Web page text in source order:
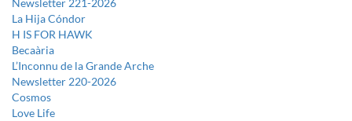
Newsletter 221-2026
La Hija Cóndor
H IS FOR HAWK
Becaària
L’Inconnu de la Grande Arche
Newsletter 220-2026
Cosmos
Love Life